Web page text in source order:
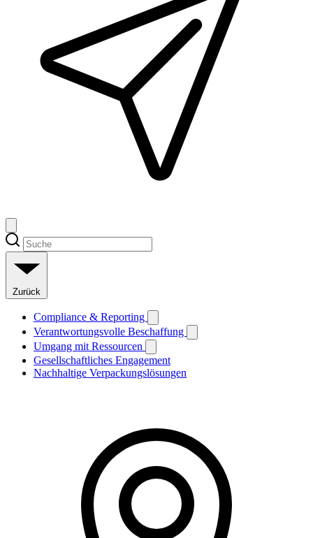
Zurück
Compliance & Reporting
Verantwortungsvolle Beschaffung
Umgang mit Ressourcen
Gesellschaftliches Engagement
Nachhaltige Verpackungslösungen